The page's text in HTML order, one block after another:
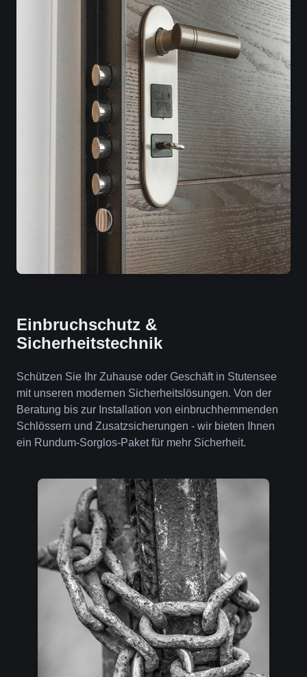
Einbruchschutz &
Sicherheitstechnik
Schützen Sie Ihr Zuhause oder Geschäft in Stutensee
mit unseren modernen Sicherheitslösungen. Von der
Beratung bis zur Installation von einbruchhemmenden
Schlössern und Zusatzsicherungen - wir bieten Ihnen
ein Rundum-Sorglos-Paket für mehr Sicherheit.